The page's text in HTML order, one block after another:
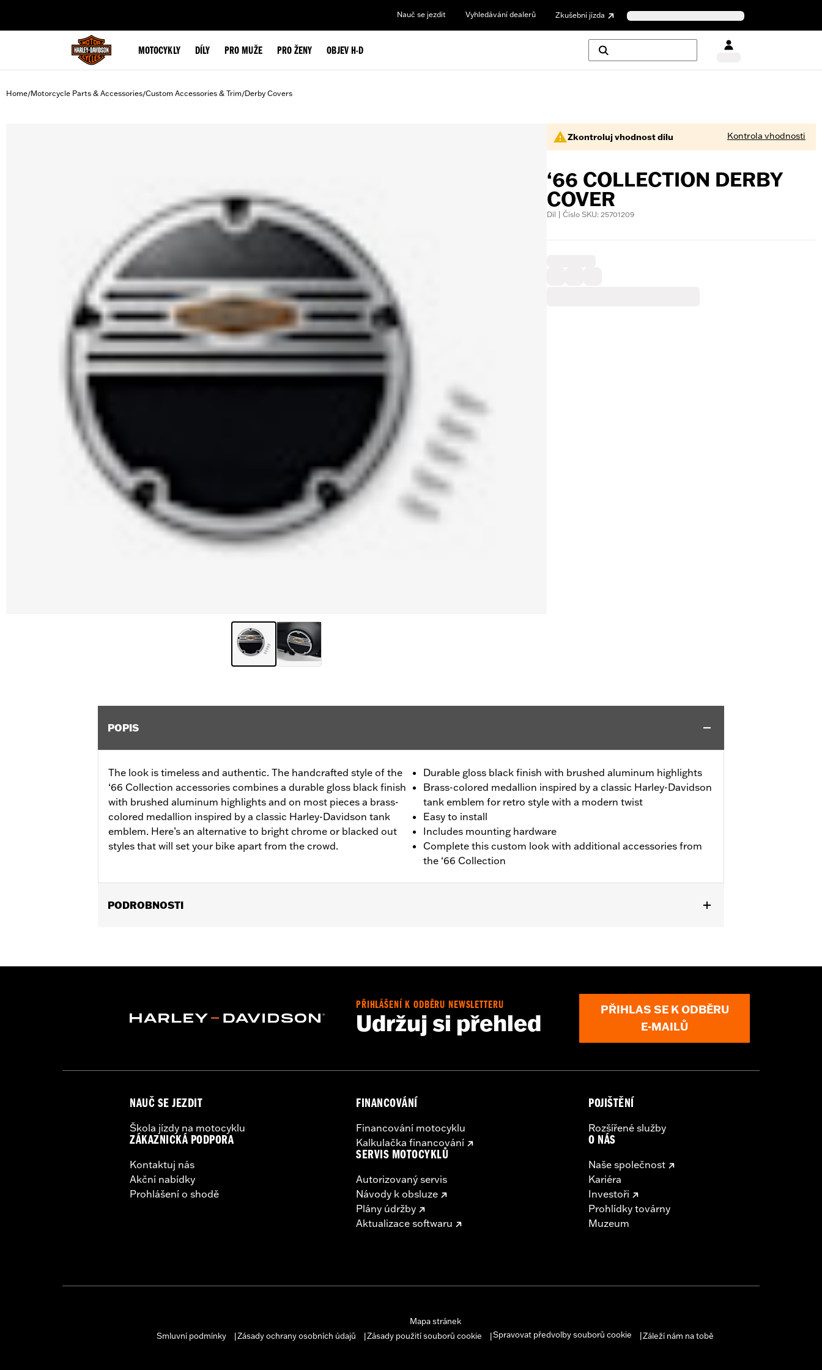
Nauč se jezdit Vyhledávání dealerů Zkušební jízda
MOTOCYKLY DÍLY PRO MUŽE PRO ŽENY OBJEV H-D
Home/Motorcycle Parts & Accessories/Custom Accessories & Trim/Derby Covers
Zkontroluj vhodnost dílu Kontrola vhodnosti
‘66 COLLECTION DERBY
COVER
Díl | Číslo SKU: 25701209
POPIS
The look is timeless and authentic. The handcrafted style of the
‘66 Collection accessories combines a durable gloss black finish
with brushed aluminum highlights and on most pieces a brass-
colored medallion inspired by a classic Harley-Davidson tank
emblem. Here’s an alternative to bright chrome or blacked out
styles that will set your bike apart from the crowd.
Durable gloss black finish with brushed aluminum highlights
Brass-colored medallion inspired by a classic Harley-Davidson
tank emblem for retro style with a modern twist
Easy to install
Includes mounting hardware
Complete this custom look with additional accessories from
the ‘66 Collection
PODROBNOSTI
Installation Instructions
Derby Cover, hardware and installation instructions
WARRANTY:,,,,,,,,,,,,,,,,,,,,,,,,,,,,,,,,,,,,,,,,,,,,,,,,,,,,,,,,,,,,,,
Removing and installing engine covers may require purchase of new gaskets. See dealer for information.
PŘIHLÁŠENÍ K ODBĚRU NEWSLETTERU
Udržuj si přehled
PŘIHLAS SE K ODBĚRU
E-MAILŮ
NAUČ SE JEZDIT
Škola jízdy na motocyklu
ZÁKAZNICKÁ PODPORA
Kontaktuj nás
Akční nabídky
Prohlášení o shodě
FINANCOVÁNÍ
Financování motocyklu
Kalkulačka financování
SERVIS MOTOCYKLŮ
Autorizovaný servis
Návody k obsluze
Plány údržby
Aktualizace softwaru
POJIŠTĚNÍ
Rozšířené služby
O NÁS
Naše společnost
Kariéra
Investoři
Prohlídky továrny
Muzeum
Mapa stránek
Smluvní podmínky
Zásady ochrany osobních údajů Zásady použití souborů cookie Spravovat předvolby souborů cookie Záleží nám na tobě